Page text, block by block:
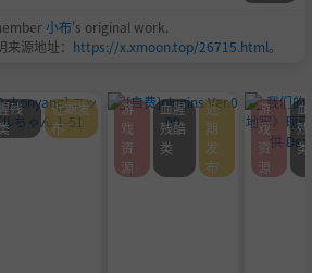
小布's original work.
源地址： https://x.xmoon.top/26715.html。
残
近期发
布
游
戏
资
源
血腥
残酷
类
近
期
发
布
游
戏
资
源
类